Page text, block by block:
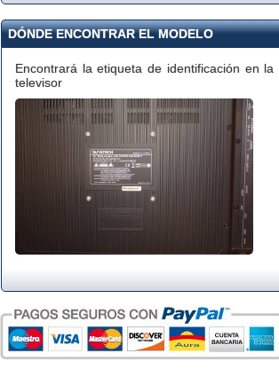
DÓNDE ENCONTRAR EL MODELO
Encontrará la etiqueta de identificación en
televisor